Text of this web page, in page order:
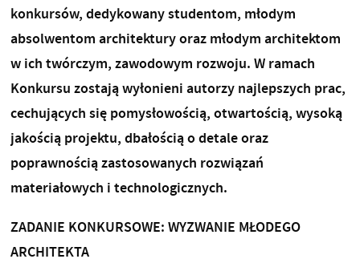
konkursów, dedykowany studentom, młodym
absolwentom architektury oraz młodym architektom
w ich twórczym, zawodowym rozwoju. W ramach
Konkursu zostają wyłonieni autorzy najlepszych prac,
cechujących się pomysłowością, otwartością, wysoką
jakością projektu, dbałością o detale oraz
poprawnością zastosowanych rozwiązań
materiałowych i technologicznych.
ZADANIE KONKURSOWE: WYZWANIE MŁODEGO
ARCHITEKTA